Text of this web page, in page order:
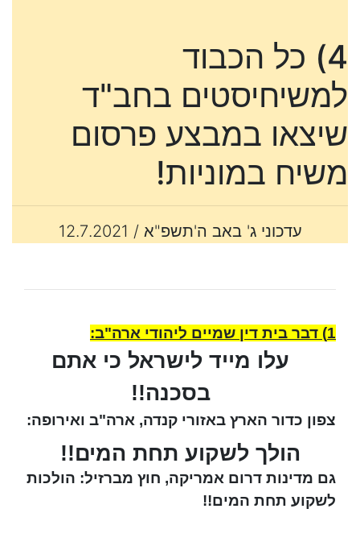
4) כל הכבוד
למשיחיסטים בחב"ד
שיצאו במבצע פרסום
משיח במוניות!
עדכוני ג' באב ה'תשפ"א / 12.7.2021
1) דבר בית דין שמיים ליהודי ארה"ב:
עלו מייד לישראל כי אתם
בסכנה!!
צפון כדור הארץ באזורי קנדה, ארה"ב ואירופה:
הולך לשקוע תחת המים!!
גם מדינות דרום אמריקה, חוץ מברזיל: הולכות
לשקוע תחת המים!!